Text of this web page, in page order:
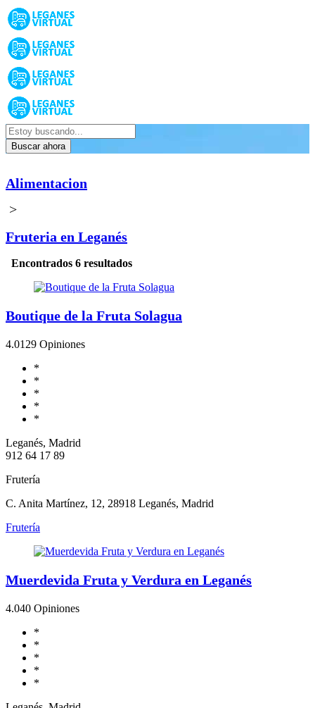
Buscar ahora
Alimentacion
>
Fruteria en Leganés
Encontrados 6 resultados
Boutique de la Fruta Solagua
4.0129 Opiniones
*
*
*
*
*
Leganés, Madrid
912 64 17 89
Frutería
C. Anita Martínez, 12, 28918 Leganés, Madrid
Frutería
Muerdevida Fruta y Verdura en Leganés
4.040 Opiniones
*
*
*
*
*